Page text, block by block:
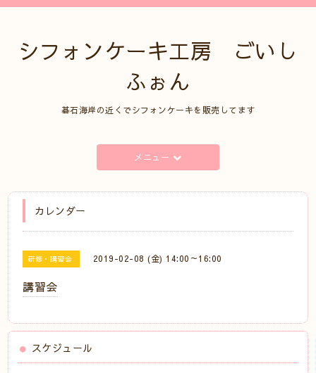
シフォンケーキ工房 ごいし
ふぉん
碁石海岸の近くでシフォンケーキを販売してます
メニュー
カレンダー
研修・講習会 2019-02-08 (金) 14:00～16:00
講習会
スケジュール